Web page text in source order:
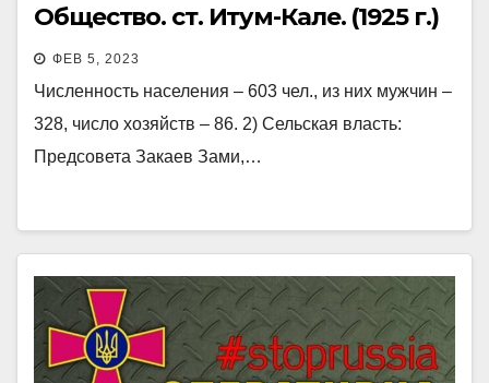
Общество. ст. Итум-Кале. (1925 г.)
ФЕВ 5, 2023
Численность населения – 603 чел., из них мужчин –
328, число хозяйств – 86. 2) Сельская власть:
Предсовета Закаев Зами,…